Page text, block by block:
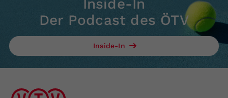
Inside-In
Der Podcast des ÖTV
Inside-In